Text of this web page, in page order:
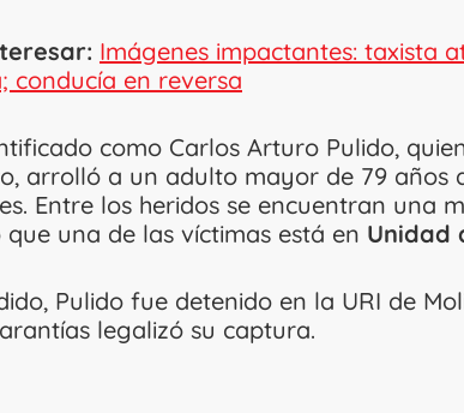
Imágenes impactantes: taxista
conducía en reversa
como Carlos Arturo Pulido,
arrolló a un adulto mayor de 79 años
Entre los heridos se encuentran una
que una de las víctimas está en Unidad
Pulido fue detenido en la URI de
legalizó su captura.